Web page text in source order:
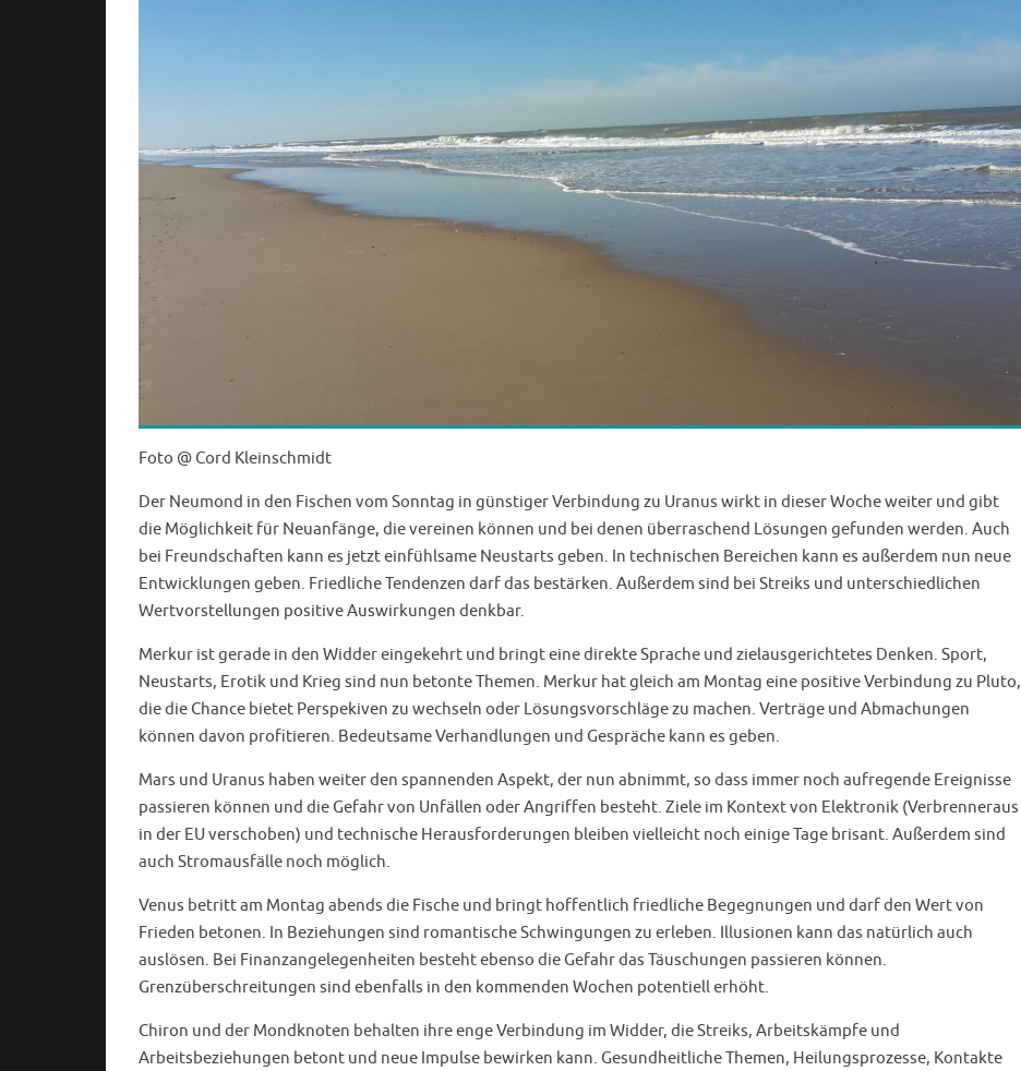
Foto @ Cord Kleinschmidt
Der Neumond in den Fischen vom Sonntag in günstiger Verbindung zu Uranus wirkt in dieser Woche weiter und gibt
die Möglichkeit für Neuanfänge, die vereinen können und bei denen überraschend Lösungen gefunden werden. Auch
bei Freundschaften kann es jetzt einfühlsame Neustarts geben. In technischen Bereichen kann es außerdem nun neue
Entwicklungen geben. Friedliche Tendenzen darf das bestärken. Außerdem sind bei Streiks und unterschiedlichen
Wertvorstellungen positive Auswirkungen denkbar.
Merkur ist gerade in den Widder eingekehrt und bringt eine direkte Sprache und zielausgerichtetes Denken. Sport,
Neustarts, Erotik und Krieg sind nun betonte Themen. Merkur hat gleich am Montag eine positive Verbindung zu Pluto,
die die Chance bietet Perspekiven zu wechseln oder Lösungsvorschläge zu machen. Verträge und Abmachungen
können davon profitieren. Bedeutsame Verhandlungen und Gespräche kann es geben.
Mars und Uranus haben weiter den spannenden Aspekt, der nun abnimmt, so dass immer noch aufregende Ereignisse
passieren können und die Gefahr von Unfällen oder Angriffen besteht. Ziele im Kontext von Elektronik (Verbrenneraus
in der EU verschoben) und technische Herausforderungen bleiben vielleicht noch einige Tage brisant. Außerdem sind
auch Stromausfälle noch möglich.
Venus betritt am Montag abends die Fische und bringt hoffentlich friedliche Begegnungen und darf den Wert von
Frieden betonen. In Beziehungen sind romantische Schwingungen zu erleben. Illusionen kann das natürlich auch
auslösen. Bei Finanzangelegenheiten besteht ebenso die Gefahr das Täuschungen passieren können.
Grenzüberschreitungen sind ebenfalls in den kommenden Wochen potentiell erhöht.
Chiron und der Mondknoten behalten ihre enge Verbindung im Widder, die Streiks, Arbeitskämpfe und
Arbeitsbeziehungen betont und neue Impulse bewirken kann. Gesundheitliche Themen, Heilungsprozesse, Kontakte